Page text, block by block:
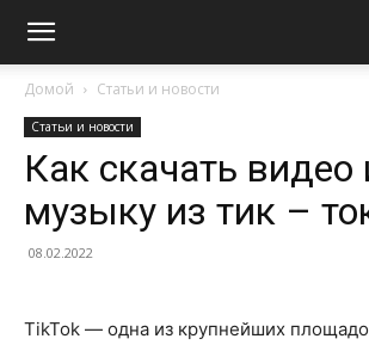
Домой Статьи и новости
Статьи и новости
Как скачать видео
музыку из тик –
08.02.2022
TikTok — одна из крупнейших